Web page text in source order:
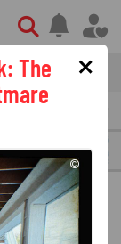
nieuws
×
The
©